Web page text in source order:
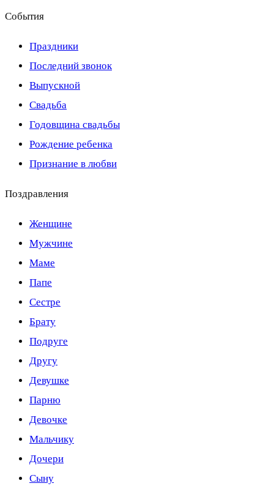
События
Праздники
Последний звонок
Выпускной
Свадьба
Годовщина свадьбы
Рождение ребенка
Признание в любви
Поздравления
Женщине
Мужчине
Маме
Папе
Сестре
Брату
Подруге
Другу
Девушке
Парню
Девочке
Мальчику
Дочери
Сыну